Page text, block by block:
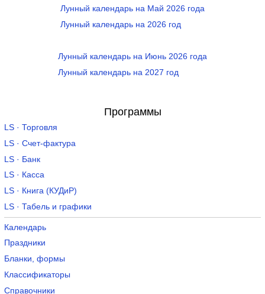
Лунный календарь на Май 2026 года
Лунный календарь на 2026 год
Лунный календарь на Июнь 2026 года
Лунный календарь на 2027 год
Программы
LS · Торговля
LS · Счет-фактура
LS · Банк
LS · Касса
LS · Книга (КУДиР)
LS · Табель и графики
Календарь
Праздники
Бланки, формы
Классификаторы
Справочники